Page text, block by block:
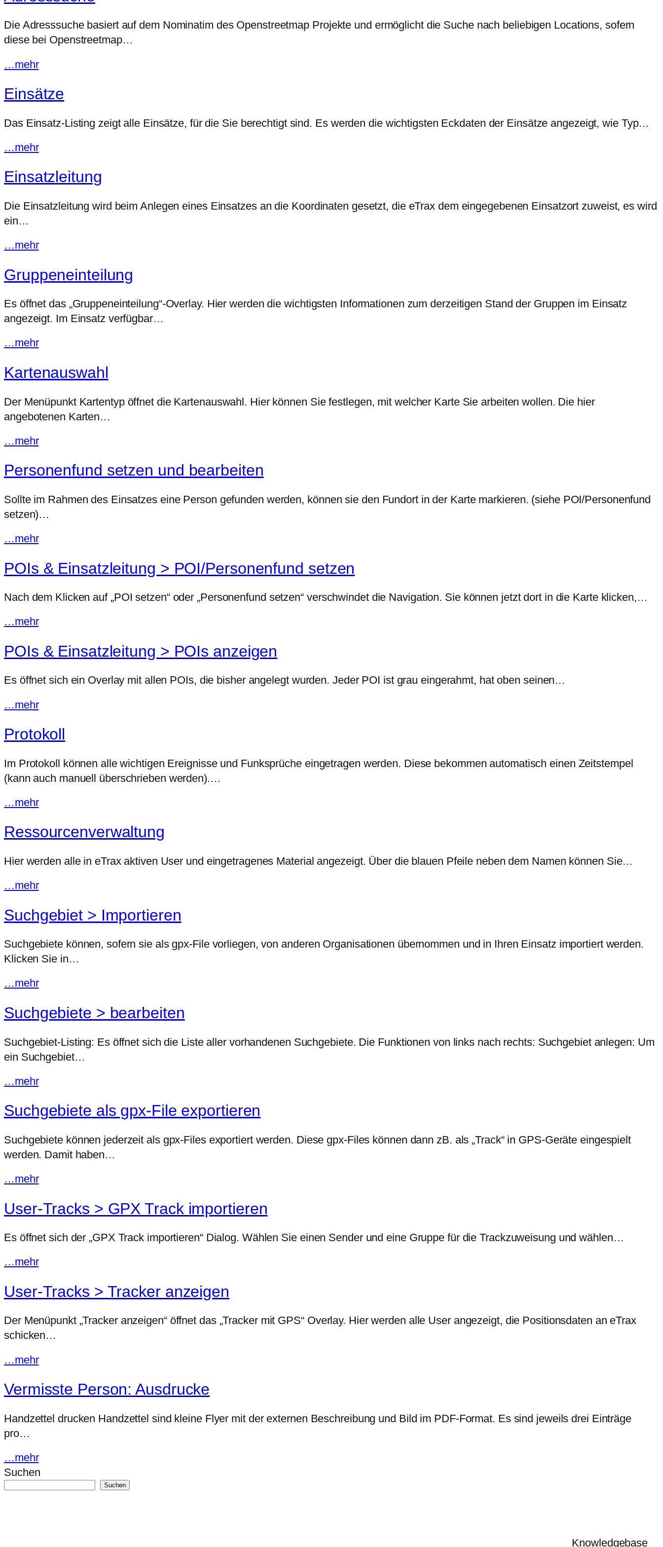
Die Adresssuche basiert auf dem Nominatim des Openstreetmap Projekte und ermöglicht die Suche nach beliebigen Locations, sofern
diese bei Openstreetmap…
…mehr
Einsätze
Das Einsatz-Listing zeigt alle Einsätze, für die Sie berechtigt sind. Es werden die wichtigsten Eckdaten der Einsätze angezeigt, wie Typ…
…mehr
Einsatzleitung
Die Einsatzleitung wird beim Anlegen eines Einsatzes an die Koordinaten gesetzt, die eTrax dem eingegebenen Einsatzort zuweist, es wird
ein…
…mehr
Gruppeneinteilung
Es öffnet das „Gruppeneinteilung“-Overlay. Hier werden die wichtigsten Informationen zum derzeitigen Stand der Gruppen im Einsatz
angezeigt. Im Einsatz verfügbar…
…mehr
Kartenauswahl
Der Menüpunkt Kartentyp öffnet die Kartenauswahl. Hier können Sie festlegen, mit welcher Karte Sie arbeiten wollen. Die hier
angebotenen Karten…
…mehr
Personenfund setzen und bearbeiten
Sollte im Rahmen des Einsatzes eine Person gefunden werden, können sie den Fundort in der Karte markieren. (siehe POI/Personenfund
setzen)…
…mehr
POIs & Einsatzleitung > POI/Personenfund setzen
Nach dem Klicken auf „POI setzen“ oder „Personenfund setzen“ verschwindet die Navigation. Sie können jetzt dort in die Karte klicken,…
…mehr
POIs & Einsatzleitung > POIs anzeigen
Es öffnet sich ein Overlay mit allen POIs, die bisher angelegt wurden. Jeder POI ist grau eingerahmt, hat oben seinen…
…mehr
Protokoll
Im Protokoll können alle wichtigen Ereignisse und Funksprüche eingetragen werden. Diese bekommen automatisch einen Zeitstempel
(kann auch manuell überschrieben werden).…
…mehr
Ressourcenverwaltung
Hier werden alle in eTrax aktiven User und eingetragenes Material angezeigt. Über die blauen Pfeile neben dem Namen können Sie…
…mehr
Suchgebiet > Importieren
Suchgebiete können, sofern sie als gpx-File vorliegen, von anderen Organisationen übernommen und in Ihren Einsatz importiert werden.
Klicken Sie in…
…mehr
Suchgebiete > bearbeiten
Suchgebiet-Listing: Es öffnet sich die Liste aller vorhandenen Suchgebiete. Die Funktionen von links nach rechts: Suchgebiet anlegen: Um
ein Suchgebiet…
…mehr
Suchgebiete als gpx-File exportieren
Suchgebiete können jederzeit als gpx-Files exportiert werden. Diese gpx-Files können dann zB. als „Track“ in GPS-Geräte eingespielt
werden. Damit haben…
…mehr
User-Tracks > GPX Track importieren
Es öffnet sich der „GPX Track importieren“ Dialog. Wählen Sie einen Sender und eine Gruppe für die Trackzuweisung und wählen…
…mehr
User-Tracks > Tracker anzeigen
Der Menüpunkt „Tracker anzeigen“ öffnet das „Tracker mit GPS“ Overlay. Hier werden alle User angezeigt, die Positionsdaten an eTrax
schicken…
…mehr
Vermisste Person: Ausdrucke
Handzettel drucken Handzettel sind kleine Flyer mit der externen Beschreibung und Bild im PDF-Format. Es sind jeweils drei Einträge
pro…
…mehr
Suchen
Suchen
Knowledgebase